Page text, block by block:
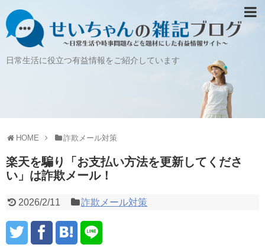
日常生活に役立つ有益情報をご紹介しています
HOME 詐欺メール対策
楽天を騙り「お支払い方法を更新してくださ
い」は詐欺メール！
2026/2/11 詐欺メール対策